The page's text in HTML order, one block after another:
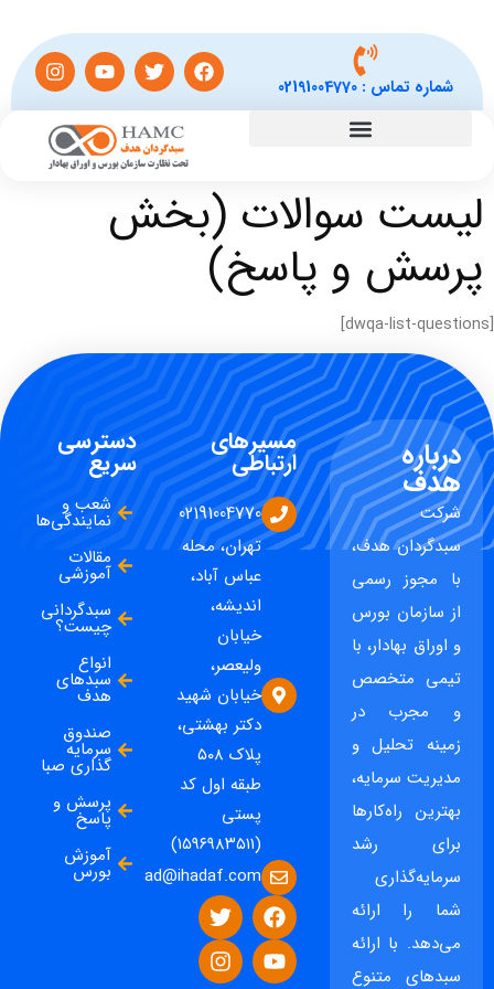
شماره تماس :02191004770
لیست سوالات (بخش
پرسش و پاسخ)
[dwqa-list-questions]
درباره
هدف
شرکت
سبدگردان هدف،
با مجوز رسمی
از سازمان بورس
و اوراق بهادار، با
تیمی متخصص
و مجرب در
زمینه تحلیل و
مدیریت سرمایه،
بهترین راه‌کارها
برای رشد
سرمایه‌گذاری
شما را ارائه
می‌دهد. با ارائه
سبدهای متنوع
مسیرهای
ارتباطی
02191004770
تهران، محله
عباس آباد،
اندیشه،
خیابان
ولیعصر،
خیابان شهید
دکتر بهشتی،
پلاک ۵۰۸
طبقه اول کد
پستی
(۱۵۹۶۹۸۳۵۱۱)
ad@ihadaf.com
دسترسی
سریع
شعب و
نمایندگی‌ها
مقالات
آموزشی
سبدگردانی
چیست؟
انواع
سبدهای
هدف
صندوق
سرمایه
گذاری صبا
پرسش و
پاسخ
آموزش
بورس